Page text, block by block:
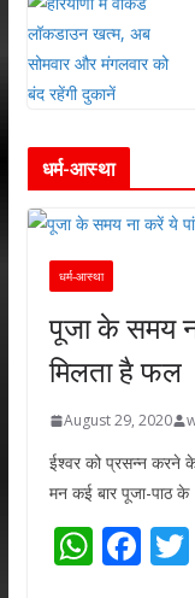
धर्म-आस्था
धर्म-आस्था
पूजा के समय
मिलता है फल
August 29, 2020
ईश्वर को प्रसन्न करने के
मन कई बार पूजा-पाठ के
W F